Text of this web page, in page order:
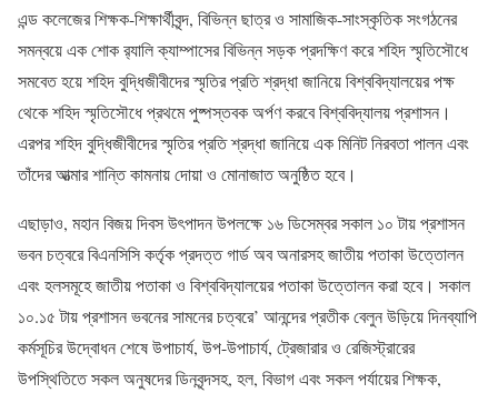
এন্ড কলেজের শিক্ষক-শিক্ষার্থীবৃন্দ, বিভিন্ন ছাত্র ও সামাজিক-সাংস্কৃতিক সংগঠনের
সমন্বয়ে এক শোক র‍্যালি ক্যাম্পাসের বিভিন্ন সড়ক প্রদক্ষিণ করে শহিদ স্মৃতিসৌধে
সমবেত হয়ে শহিদ বুদ্ধিজীবীদের স্মৃতির প্রতি শ্রদ্ধা জানিয়ে বিশ্ববিদ্যালয়ের পক্ষ
থেকে শহিদ স্মৃতিসৌধে প্রথমে পুষ্পস্তবক অর্পণ করবে বিশ্ববিদ্যালয় প্রশাসন।
এরপর শহিদ বুদ্ধিজীবীদের স্মৃতির প্রতি শ্রদ্ধা জানিয়ে এক মিনিট নিরবতা পালন এবং
তাঁদের আত্মার শান্তি কামনায় দোয়া ও মোনাজাত অনুষ্ঠিত হবে।
এছাড়াও, মহান বিজয় দিবস উৎপাদন উপলক্ষে ১৬ ডিসেম্বর সকাল ১০ টায় প্রশাসন
ভবন চত্বরে বিএনসিসি কর্তৃক প্রদত্ত গার্ড অব অনারসহ জাতীয় পতাকা উত্তোলন
এবং হলসমূহে জাতীয় পতাকা ও বিশ্ববিদ্যালয়ের পতাকা উত্তোলন করা হবে। সকাল
১০.১৫ টায় প্রশাসন ভবনের সামনের চত্বরে’ আনন্দের প্রতীক বেলুন উড়িয়ে দিনব্যাপি
কর্মসূচির উদ্বোধন শেষে উপাচার্য, উপ-উপাচার্য, ট্রেজারার ও রেজিস্ট্রারের
উপস্থিতিতে সকল অনুষদের ডিনবৃন্দসহ, হল, বিভাগ এবং সকল পর্যায়ের শিক্ষক,